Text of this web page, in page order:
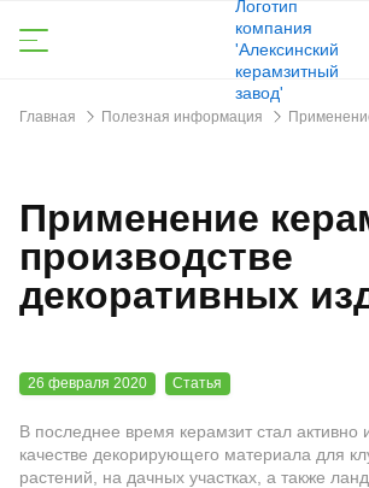
Главная Полезная информация
Применение
производстве
декоративных
26 февраля 2020 Статья
В последнее время керамзит стал активно
качестве декорирующего материала для
растений, на дачных участках, а также